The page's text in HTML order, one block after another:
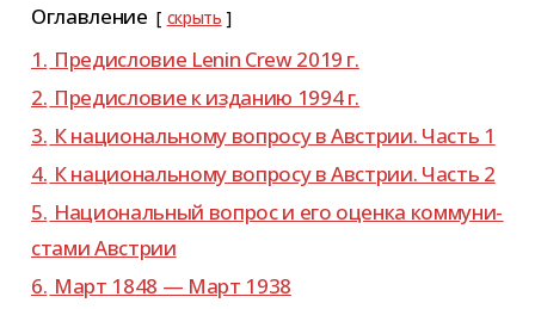
Оглавление скрыть
1. Предисловие Lenin Crew 2019 г.
2. Предисловие к изда­нию 1994 г.
3. К наци­о­наль­ному вопросу в Австрии. Часть 1
4. К наци­о­наль­ному вопросу в Австрии. Часть 2
5. Национальный вопрос и его оценка ком­му­ни­
стами Австрии
6. Март 1848 — Март 1938